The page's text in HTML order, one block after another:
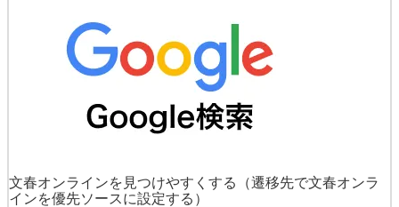
文春オンラインを見つけやすくする
（遷移先で文春オンラ
インを優先ソースに設定する）